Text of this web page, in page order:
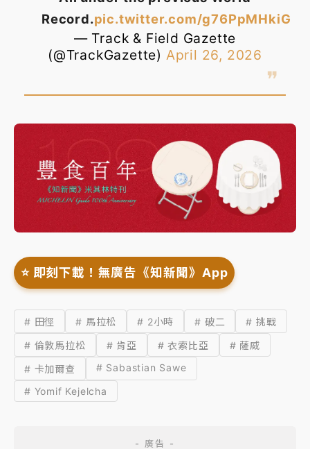
Record.pic.twitter.com/g76PpMHkiG
— Track & Field Gazette
(@TrackGazette) April 26, 2026
⭐️ 即刻下載！無廣告《知新聞》App
# 田徑 # 馬拉松 # 2小時 # 破二
# 挑戰
# 倫敦馬拉松
# 肯亞 # 衣索比亞
# 薩威
# 卡加爾查
# Sabastian Sawe
# Yomif Kejelcha